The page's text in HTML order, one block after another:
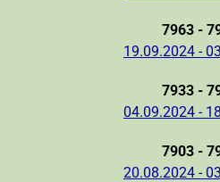
7963 -
19.09.2024 -
7933 -
04.09.2024 -
7903 -
20.08.2024 -